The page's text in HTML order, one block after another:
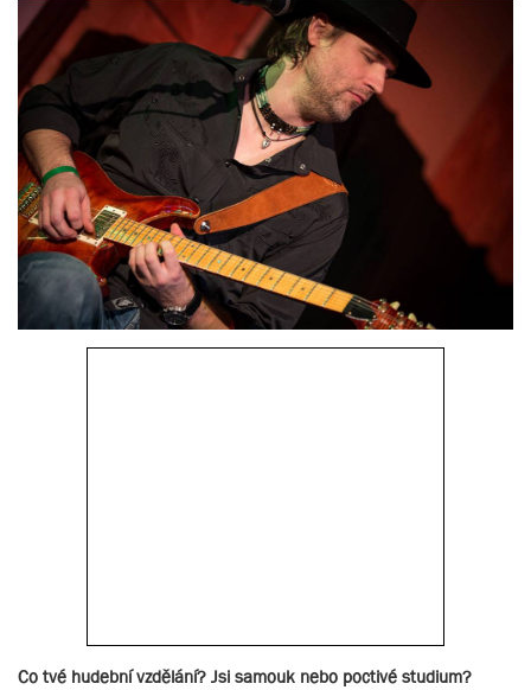
Co tvé hudební vzdělání? Jsi samouk nebo poctivé studium?